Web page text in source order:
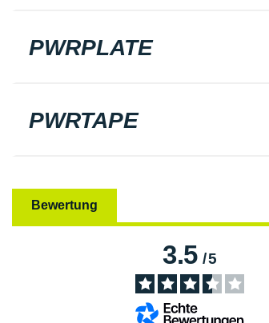
PWRPLATE
PWRTAPE
Bewertung
3.5/5